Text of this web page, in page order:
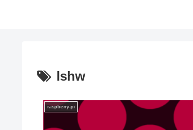
lshw
raspberry-pi